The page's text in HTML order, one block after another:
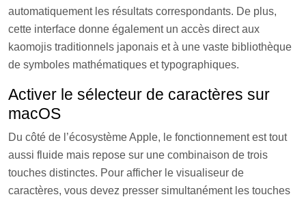
automatiquement les résultats correspondants. De plus,
cette interface donne également un accès direct aux
kaomojis traditionnels japonais et à une vaste bibliothèque
de symboles mathématiques et typographiques.
Activer le sélecteur de caractères sur
macOS
Du côté de l’écosystème Apple, le fonctionnement est tout
aussi fluide mais repose sur une combinaison de trois
touches distinctes. Pour afficher le visualiseur de
caractères, vous devez presser simultanément les touches